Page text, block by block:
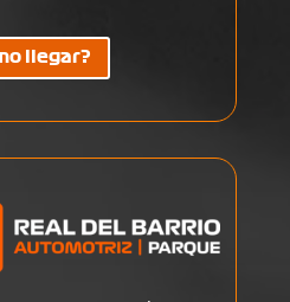
llegar?